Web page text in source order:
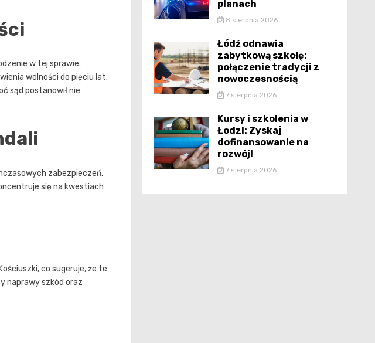
w tej sprawie.
wolności do pięciu lat.
sąd postanowił nie
zabezpieczeń.
się na kwestiach
co sugeruje, że te
naprawy szkód oraz
planach
8 sierpnia 2026
Łódź odnawia
zabytkową szkołę:
połączenie tradycji z
nowoczesnością
7 sierpnia 2026
Kursy i szkolenia w
Łodzi: Zyskaj
dofinansowanie na
rozwój!
7 sierpnia 2026